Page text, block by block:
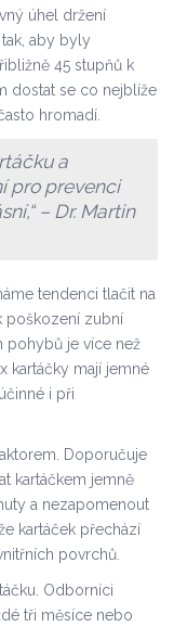
úhel držení
aby byly
45 stupňů k
dostat se co nejblíže
hromadí.
a
pro prevenci
– Dr. Martin
tendenci tlačit na
poškození zubní
pohybů je více než
kartáčky mají jemné
i při
Doporučuje
kartáčkem jemně
a nezapomenout
kartáček přechází
povrchů.
Odborníci
tři měsíce nebo